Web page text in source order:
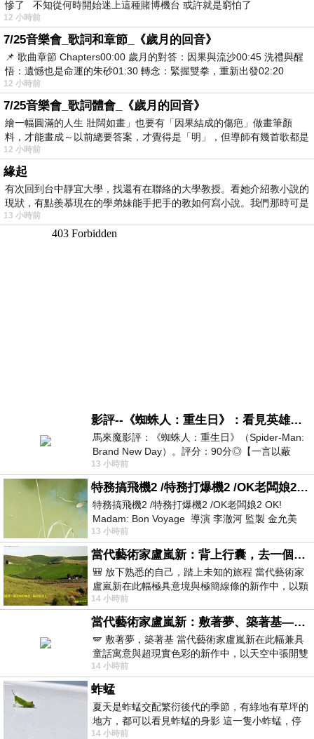
慘了 不知從何時開始迷上這種賭博機台 或許就是窮怕了
12 小時前
7/25音樂會_歌詞和章節_《歲月的回音》
📌 歌曲章節 Chapters00:00​ 歲月的對答：因果與流沙00:45​ 洗禮與醒
悟：遺憾也是命運的朱砂01:30​ 轉念：緊握雙拳，重新出發02:20
12 小時前
7/25音樂會_歌詞體會_《歲月的回音》
繪一幅圓滿的人生 壯闊如畫」也要有「因果結成的傷疤」做畫筆顏
料，才能畫成～以前總要答案，才覺得是「明」，但導師有幾首歌都是
在教
12 小時前
緣起
有次回到台中靜宜大學，找還有在聯絡的大學教授。看她介紹教小說的
現狀，有點羨慕現在的學弟妹能手把手的教如何寫小說。我們那時可是
13 小時前
影評--《蜘蛛人：重生日》：看見英雄的孤獨與重生
馬來魔影評：《蜘蛛人：重生日》（Spider-Man:
Brand New Day）。評分：90分◎【一言以蔽
之】：一個失去一切的英雄，學會放下孤獨、
13 小時前
特務搞飛機2 /特務打爆機2 /OK老闆娘2 OK! Madam: Bon Voyage
特務搞飛機2 /特務打爆機2 /OK老闆娘2 OK!
Madam: Bon Voyage 導演 李澈河 監製 金允美
劇本 申鉉成 主演 嚴正化 朴誠雄
13 小時前
當代藝術家盧嵐新：背上行囊，去一個沒有人認識你的地方——看風景，也遇見渴望出發的自己
🎒 放下熟悉的自己，踏上未知的旅程 當代藝術家
盧嵐新在此幅極具意境與極簡線條的新作中，以顆
粒感豐富的灰綠粗糙背景，搭配凝練且具
14 小時前
當代藝術家盧嵐新：敷著夢、築著基——讓筆觸成為存在過的證據，將相遇的溫度熔鑄成新的模樣
🪽 敷著夢，築著基 當代藝術家盧嵐新在此幅兼具
童話寓意與超現實色彩的新作中，以天空中張開雙
翼的神聖形象與地面上聚集的人群對話，
14 小時前
蚱蜢
夏天是蚱蜢交配繁衍後代的季節，有綠地有草坪的
地方，都可以看見蚱蜢的身影 這一隻小蚱蜢，停
在車頂上，怎麼樣小心驅趕，都無動
14 小時前